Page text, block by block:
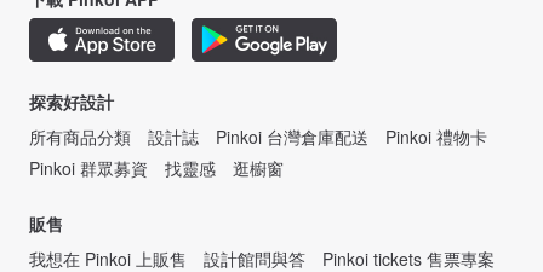
探索好設計
所有商品分類
設計誌 Pinkoi 台灣倉庫配送
Pinkoi 禮物卡
Pinkoi 群眾募資
找靈感 逛櫥窗
販售
我想在 Pinkoi 上販售
設計館問與答 Pinkoi tickets 售票專案